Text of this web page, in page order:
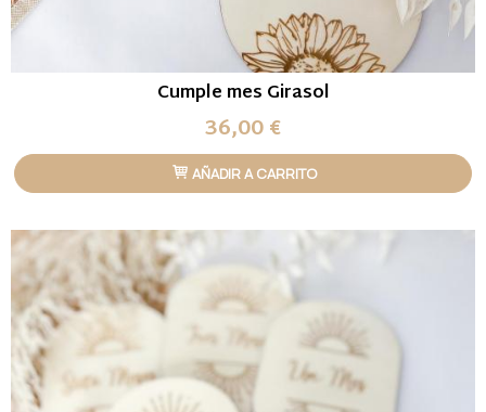
Cumple mes Girasol
36,00 €
AÑADIR A CARRITO